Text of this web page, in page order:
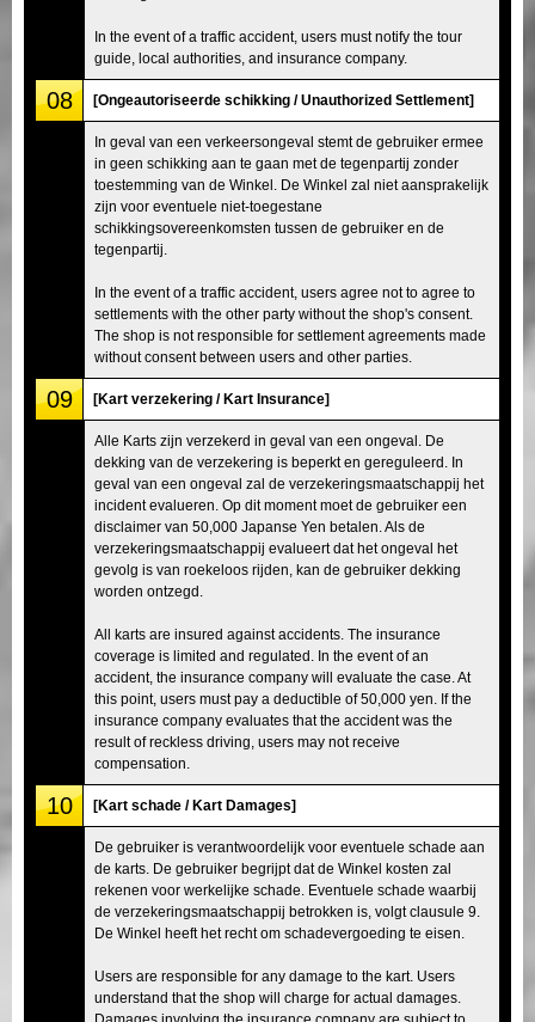
In the event of a traffic accident, users must notify the tour
guide, local authorities, and insurance company.
08 [Ongeautoriseerde schikking / Unauthorized Settlement]
In geval van een verkeersongeval stemt de gebruiker ermee
in geen schikking aan te gaan met de tegenpartij zonder
toestemming van de Winkel. De Winkel zal niet aansprakelijk
zijn voor eventuele niet-toegestane
schikkingsovereenkomsten tussen de gebruiker en de
tegenpartij.
In the event of a traffic accident, users agree not to agree to
settlements with the other party without the shop's consent.
The shop is not responsible for settlement agreements made
without consent between users and other parties.
09 [Kart verzekering / Kart Insurance]
Alle Karts zijn verzekerd in geval van een ongeval. De
dekking van de verzekering is beperkt en gereguleerd. In
geval van een ongeval zal de verzekeringsmaatschappij het
incident evalueren. Op dit moment moet de gebruiker een
disclaimer van 50,000 Japanse Yen betalen. Als de
verzekeringsmaatschappij evalueert dat het ongeval het
gevolg is van roekeloos rijden, kan de gebruiker dekking
worden ontzegd.
All karts are insured against accidents. The insurance
coverage is limited and regulated. In the event of an
accident, the insurance company will evaluate the case. At
this point, users must pay a deductible of 50,000 yen. If the
insurance company evaluates that the accident was the
result of reckless driving, users may not receive
compensation.
10 [Kart schade / Kart Damages]
De gebruiker is verantwoordelijk voor eventuele schade aan
de karts. De gebruiker begrijpt dat de Winkel kosten zal
rekenen voor werkelijke schade. Eventuele schade waarbij
de verzekeringsmaatschappij betrokken is, volgt clausule 9.
De Winkel heeft het recht om schadevergoeding te eisen.
Users are responsible for any damage to the kart. Users
understand that the shop will charge for actual damages.